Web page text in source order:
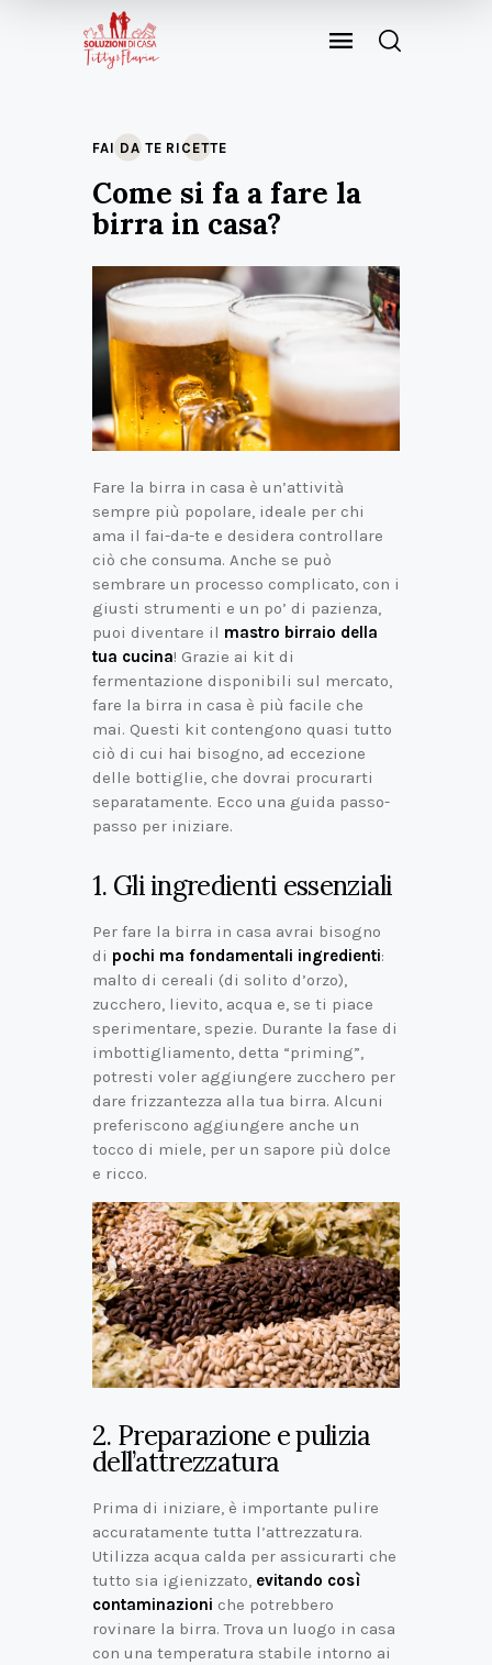
FAI DA TE RICETTE
Come si fa a fare la
birra in casa?
Fare la birra in casa è un’attività
sempre più popolare, ideale per chi
ama il fai-da-te e desidera controllare
ciò che consuma. Anche se può
sembrare un processo complicato, con i
giusti strumenti e un po’ di pazienza,
puoi diventare il mastro birraio della
tua cucina! Grazie ai kit di
fermentazione disponibili sul mercato,
fare la birra in casa è più facile che
mai. Questi kit contengono quasi tutto
ciò di cui hai bisogno, ad eccezione
delle bottiglie, che dovrai procurarti
separatamente. Ecco una guida passo-
passo per iniziare.
1. Gli ingredienti essenziali
Per fare la birra in casa avrai bisogno
di pochi ma fondamentali ingredienti:
malto di cereali (di solito d’orzo),
zucchero, lievito, acqua e, se ti piace
sperimentare, spezie. Durante la fase di
imbottigliamento, detta “priming”,
potresti voler aggiungere zucchero per
dare frizzantezza alla tua birra. Alcuni
preferiscono aggiungere anche un
tocco di miele, per un sapore più dolce
e ricco.
2. Preparazione e pulizia
dell’attrezzatura
Prima di iniziare, è importante pulire
accuratamente tutta l’attrezzatura.
Utilizza acqua calda per assicurarti che
tutto sia igienizzato, evitando così
contaminazioni che potrebbero
rovinare la birra. Trova un luogo in casa
con una temperatura stabile intorno ai